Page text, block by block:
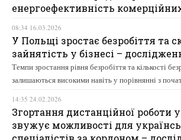
енергоефективність комерційних
08:34 16.03.2026
У Польщі зростає безробіття та
зайнятість у бізнесі –
Темпи зростання рівня безробіття та кількості
залишаються високими навіть у порівнянні з
14:35 24.02.2026
Згортання дистанційної роботи
звужує можливості для